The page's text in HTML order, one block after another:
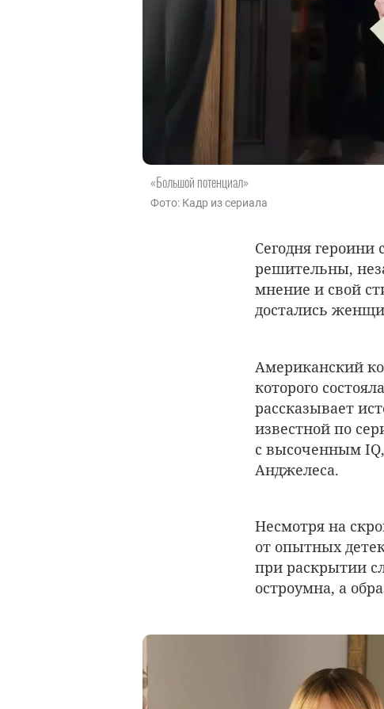
«Большой потенциал»
Фото: Кадр из сериала
Сегодня
решительны,
мнение и свой
достались
Американский
которого
рассказывает
известной по
с высоченным
Анджелеса.
Несмотря на
от опытных
при раскрытии
остроумна, а